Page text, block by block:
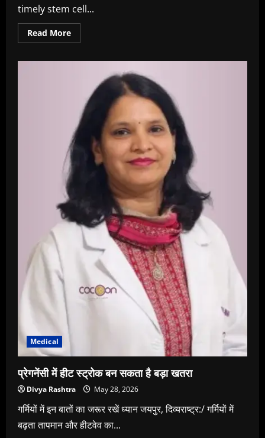
timely stem cell...
Read MoreRead
more
Patients
India
Miss
Out
on
Life-
Saving
Stem
Cell
Transplants
Amid
Experts
Medical
प्रेगनेंसी में हीट स्ट्रोक बन सकता है बड़ा खतरा
Divya Rashtra May 28, 2026
गर्मियों में इन बातों का जरूर रखें ध्यान जयपुर, दिव्यराष्ट्र:/ गर्मियों में
बढ़ता तापमान और हीटवेव का...